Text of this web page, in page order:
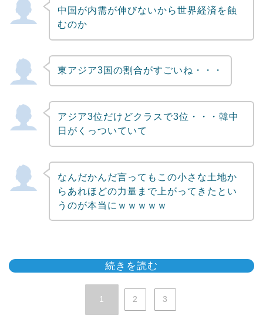
中国が内需が伸びないから世界経済を蝕
むのか
東アジア3国の割合がすごいね・・・
アジア3位だけどクラスで3位・・・韓中
日がくっついていて
なんだかんだ言ってもこの小さな土地か
らあれほどの力量まで上がってきたとい
うのが本当にｗｗｗｗｗ
続きを読む
1 2 3